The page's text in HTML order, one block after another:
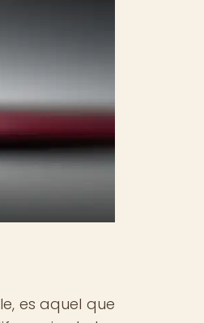
es aquel que